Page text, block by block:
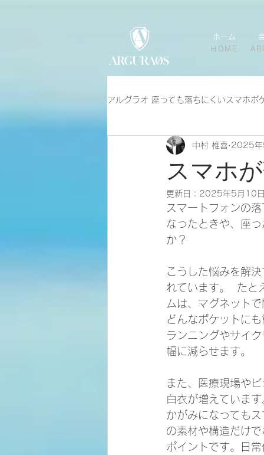
ホーム
HOME
アルグラオ 座っても落ちにくいスマホポ
スマホ
中村 椎喜 2025
更新日： 2025年5月10
スマートフォンの
なったときや、座
か？
こうした悩みを解
れています。  たと
ムは、マグネット
どんなポケットに
ランニングやサイ
幅に減らせます。
また、医療現場や
白衣が増えていま
かがみになっても
の素材や構造だけ
ポイントです。日